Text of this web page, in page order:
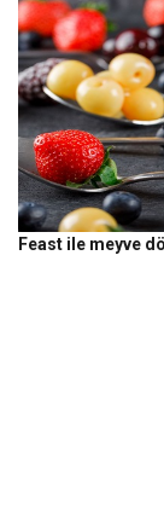
Feast ile meyve